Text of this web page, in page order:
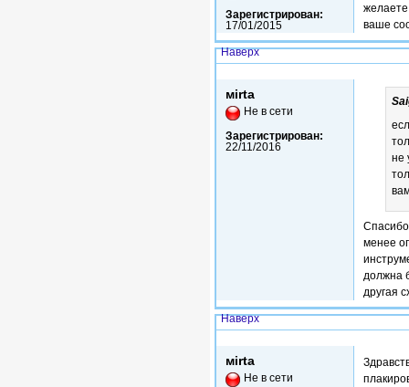
Зарегистрирован:
17/01/2015
ваше
Наверх
мirta
Не в сети
Зарегистрирован:
22/11/2016
не
менее
должна
другая
Наверх
мirta
Не в сети